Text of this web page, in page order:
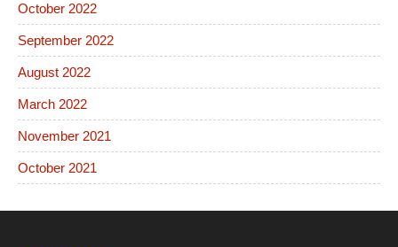
October 2022
September 2022
August 2022
March 2022
November 2021
October 2021